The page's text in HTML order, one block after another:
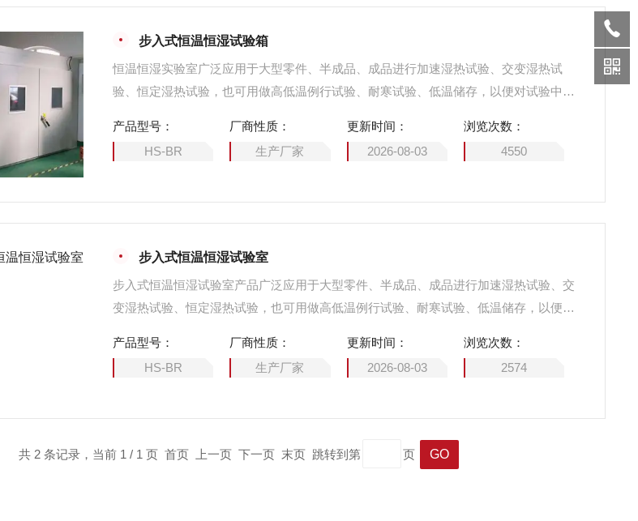
步入式恒温恒湿试验箱
恒温恒湿实验室广泛应用于大型零件、半成品、成品进行加速湿热试验、交变湿热试
验、恒定湿热试验，也可用做高低温例行试验、耐寒试验、低温储存，以便对试验中拟
产品型号：
HS-BR
厂商性质：
生产厂家
更新时间：
2026-08-03
浏览次数：
4550
步入式恒温恒湿试验室
步入式恒温恒湿试验室产品广泛应用于大型零件、半成品、成品进行加速湿热试验、交
变湿热试验、恒定湿热试验，也可用做高低温例行试验、耐寒试验、低温储存，以便对
产品型号：
HS-BR
厂商性质：
生产厂家
更新时间：
2026-08-03
浏览次数：
2574
共 2 条记录，当前 1 / 1 页 首页 上一页 下一页 末页 跳转到第 页